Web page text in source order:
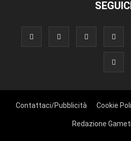
Contattaci/Pubblicità Cookie
Redazione